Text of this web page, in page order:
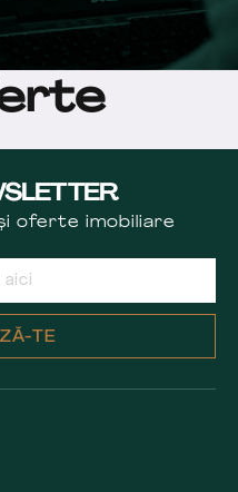
oferte imobiliare
TE